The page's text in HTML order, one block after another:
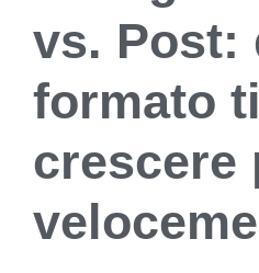
vs. Post:
formato
crescere